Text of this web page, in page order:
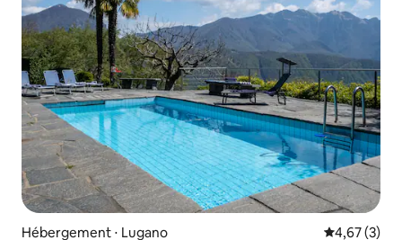
Hébergement ⋅ Lugano Évaluation
4,67 (3)